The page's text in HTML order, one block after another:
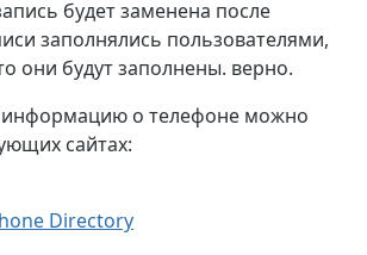
будет заменена после
заполнялись пользователями,
они будут заполнены. верно.
о телефоне можно
сайтах:
Directory